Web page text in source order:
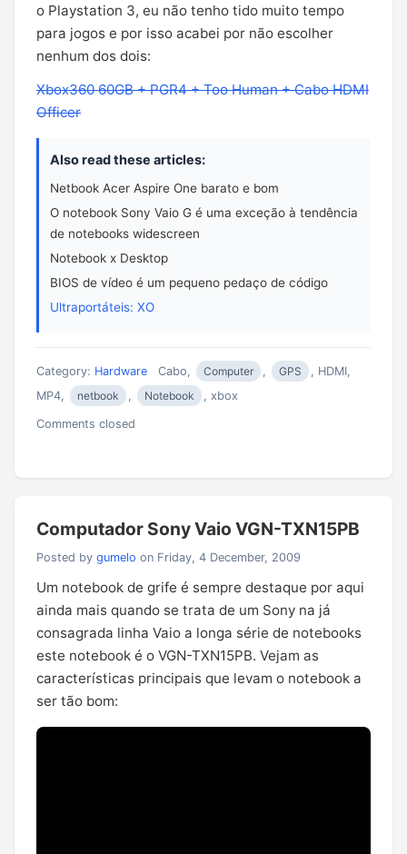
o Playstation 3, eu não tenho tido muito tempo
para jogos e por isso acabei por não escolher
nenhum dos dois:
Xbox360 60GB + PGR4 + Too Human + Cabo HDMI
Officer
Also read these articles:
Netbook Acer Aspire One barato e bom
O notebook Sony Vaio G é uma exceção à tendência
de notebooks widescreen
Notebook x Desktop
BIOS de vídeo é um pequeno pedaço de código
Ultraportáteis: XO
Category: Hardware Cabo, Computer , GPS
, HDMI,
MP4,
netbook , Notebook , xbox
Comments closed
Computador Sony Vaio VGN-TXN15PB
Posted by gumelo on Friday, 4 December, 2009
Um notebook de grife é sempre destaque por aqui
ainda mais quando se trata de um Sony na já
consagrada linha Vaio a longa série de notebooks
este notebook é o VGN-TXN15PB. Vejam as
características principais que levam o notebook a
ser tão bom: